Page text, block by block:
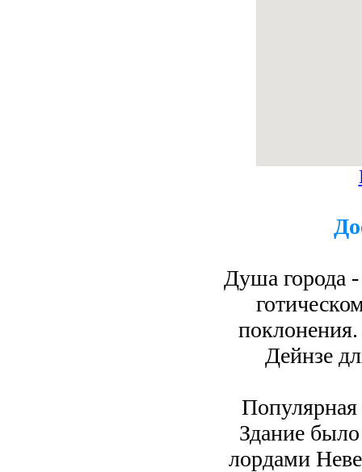
Душа города
Дейнзе
Популярная
Здание
лордами